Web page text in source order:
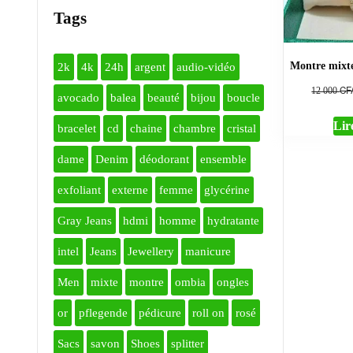
Montre
12 000
Tags
2k 4k 24h argent audio-vidéo
avocado balea beauté bijou boucle
bracelet cd chaine chambre cristal
dame Denim déodorant ensemble
exfoliant externe femme glycérine
Gray Jeans hdmi homme hydratante
intel Jeans Jewellery manicure
Men mixte montre ombia ongles
or pflegende pédicure roll on rosé
Sacs savon Shoes splitter